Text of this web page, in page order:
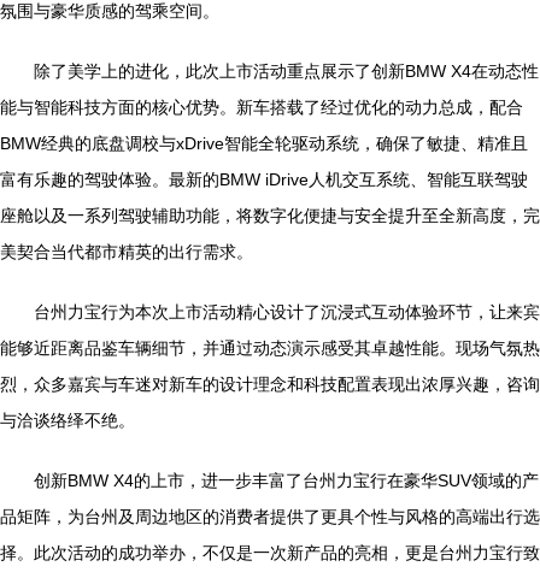
氛围与豪华质感的驾乘空间。
除了美学上的进化，此次上市活动重点展示了创新BMW X4在动态性
能与智能科技方面的核心优势。新车搭载了经过优化的动力总成，配合
BMW经典的底盘调校与xDrive智能全轮驱动系统，确保了敏捷、精准且
富有乐趣的驾驶体验。最新的BMW iDrive人机交互系统、智能互联驾驶
座舱以及一系列驾驶辅助功能，将数字化便捷与安全提升至全新高度，完
美契合当代都市精英的出行需求。
台州力宝行为本次上市活动精心设计了沉浸式互动体验环节，让来宾
能够近距离品鉴车辆细节，并通过动态演示感受其卓越性能。现场气氛热
烈，众多嘉宾与车迷对新车的设计理念和科技配置表现出浓厚兴趣，咨询
与洽谈络绎不绝。
创新BMW X4的上市，进一步丰富了台州力宝行在豪华SUV领域的产
品矩阵，为台州及周边地区的消费者提供了更具个性与风格的高端出行选
择。此次活动的成功举办，不仅是一次新产品的亮相，更是台州力宝行致